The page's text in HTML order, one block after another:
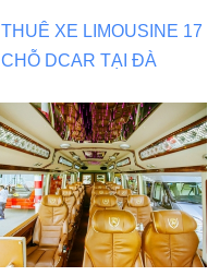
THUÊ XE LIMOUSINE 17
CHỖ DCAR TẠI ĐÀ